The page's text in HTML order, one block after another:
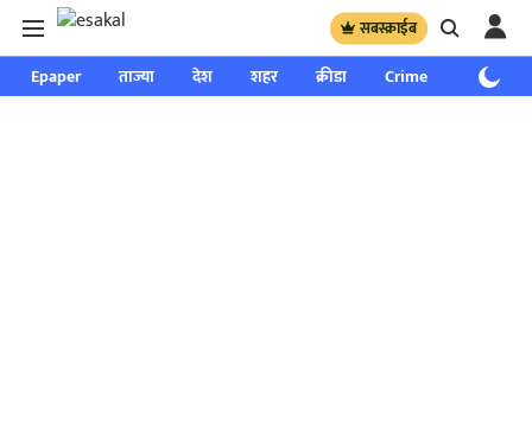
सबस्क्राईब
Epaper ताज्या देश शहर क्रीडा Crime साप्ताहिक